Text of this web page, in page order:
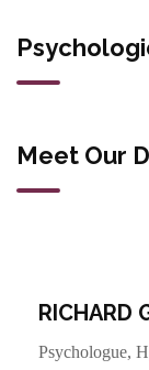
Meet Our
RICHARD
Psychologue,